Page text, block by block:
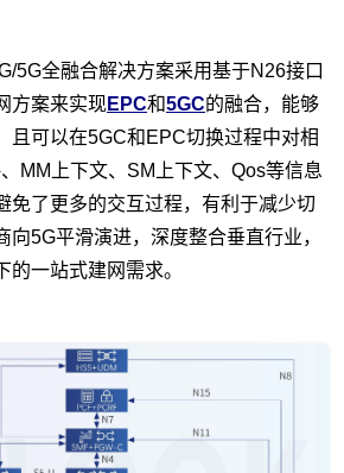
5G全融合解决方案采用基于N26接口
方案来实现EPC和5GC的融合，能够
且可以在5GC和EPC切换过程中对相
MM上下文、SM上下文、Qos等信息
免了更多的交互过程，有利于减少切
向5G平滑演进，深度整合垂直行业，
的一站式建网需求。
NSSF
业模式已经到达瓶颈，处于增量不增收的
直行业的新模式，增强大众网细分的能
网络切片功能，提供更加完整的隔离、差
通过网络切片技术选择为 UE 提供服务的
，为用户提供个性化的网络服务。
查看更多